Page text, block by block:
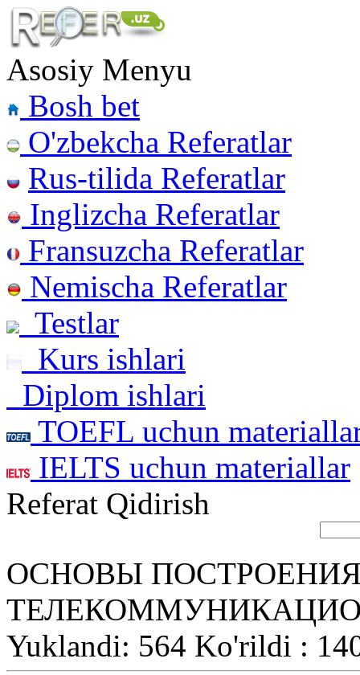
Asosiy Menyu
Bosh bet
O'zbekcha Referatlar
Rus-tilida Referatlar
Inglizcha Referatlar
Fransuzcha Referatlar
Nemischa Referatlar
Testlar
Kurs ishlari
Diplom ishlari
TOEFL uchun
IELTS uchun materiallar
Referat Qidirish
ОСНОВЫ
Yuklandi: 564 Ko'rildi :